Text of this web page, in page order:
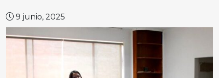
9 junio, 2025